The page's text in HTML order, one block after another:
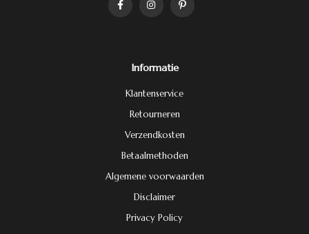
Informatie
Klantenservice
Retourneren
Verzendkosten
Betaalmethoden
Algemene voorwaarden
Disclaimer
Privacy Policy